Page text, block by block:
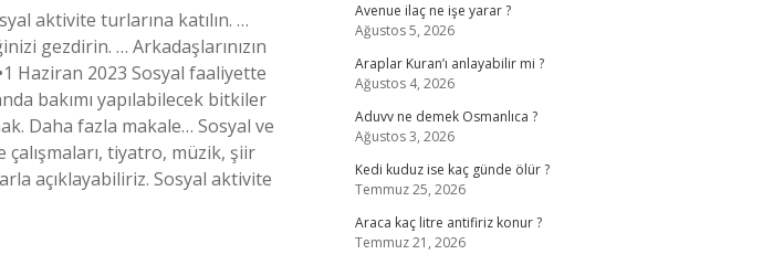
aktivite turlarına katılın. …
gezdirin. … Arkadaşlarınızın
Haziran 2023 Sosyal faaliyette
bakımı yapılabilecek bitkiler
Daha fazla makale… Sosyal ve
tiyatro, müzik, şiir
açıklayabiliriz. Sosyal aktivite
Avenue ilaç ne işe yarar ?
Ağustos 5, 2026
Araplar Kuran’ı anlayabilir mi ?
Ağustos 4, 2026
Aduvv ne demek Osmanlıca ?
Ağustos 3, 2026
Kedi kuduz ise kaç günde ölür ?
Temmuz 25, 2026
Araca kaç litre antifiriz konur ?
Temmuz 21, 2026